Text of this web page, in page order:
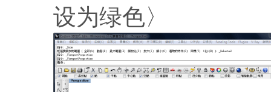
设为绿色〉